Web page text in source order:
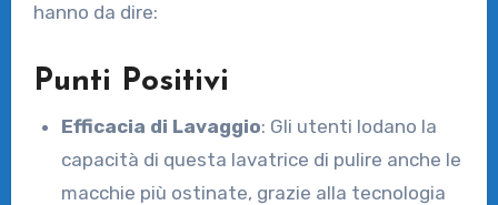
hanno da dire:
Punti Positivi
Efficacia di Lavaggio: Gli utenti lodano la
capacità di questa lavatrice di pulire anche le
macchie più ostinate, grazie alla tecnologia